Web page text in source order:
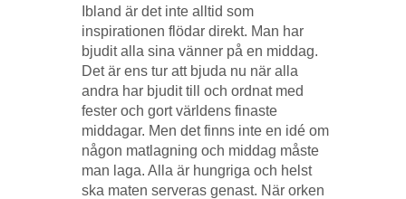
Ibland är det inte alltid som
inspirationen flödar direkt. Man har
bjudit alla sina vänner på en middag.
Det är ens tur att bjuda nu när alla
andra har bjudit till och ordnat med
fester och gort världens finaste
middagar. Men det finns inte en idé om
någon matlagning och middag måste
man laga. Alla är hungriga och helst
ska maten serveras genast. När orken